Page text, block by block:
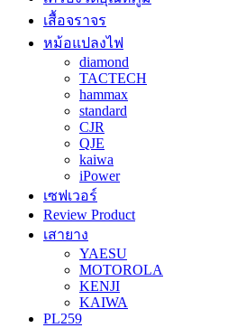
เสื้อจราจร
หม้อแปลงไฟ
diamond
TACTECH
hammax
standard
CJR
QJE
kaiwa
iPower
เซฟเวอร์
Review Product
เสายาง
YAESU
MOTOROLA
KENJI
KAIWA
PL259